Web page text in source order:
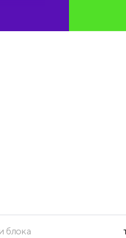
блока